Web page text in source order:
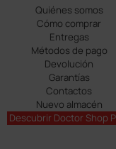
Quiénes somos
Cómo comprar
Entregas
Métodos de pago
Devolución
Garantías
Contactos
Nuevo almacén
Descubrir Doctor Shop